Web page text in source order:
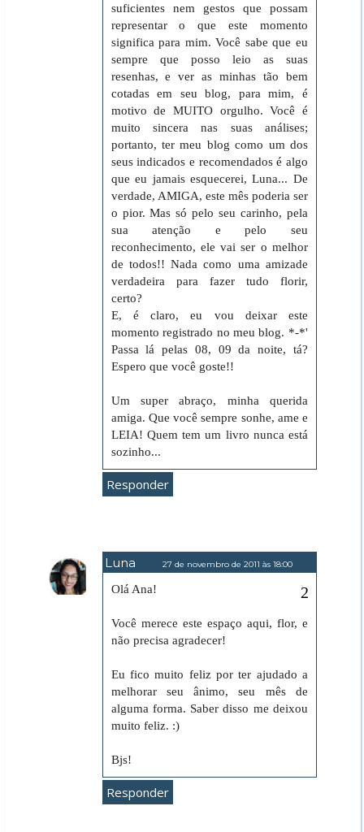
suficientes nem gestos que possam
representar o que este momento
significa para mim. Você sabe que eu
sempre que posso leio as suas
resenhas, e ver as minhas tão bem
cotadas em seu blog, para mim, é
motivo de MUITO orgulho. Você é
muito sincera nas suas análises;
portanto, ter meu blog como um dos
seus indicados e recomendados é algo
que eu jamais esquecerei, Luna... De
verdade, AMIGA, este mês poderia ser
o pior. Mas só pelo seu carinho, pela
sua atenção e pelo seu
reconhecimento, ele vai ser o melhor
de todos!! Nada como uma amizade
verdadeira para fazer tudo florir,
certo?
E, é claro, eu vou deixar este
momento registrado no meu blog. *-*'
Passa lá pelas 08, 09 da noite, tá?
Espero que você goste!!
Um super abraço, minha querida
amiga. Que você sempre sonhe, ame e
LEIA! Quem tem um livro nunca está
sozinho...
Responder
Luna 27 de novembro de 2011 às 18:00
Olá Ana!
Você merece este espaço aqui, flor, e
não precisa agradecer!
Eu fico muito feliz por ter ajudado a
melhorar seu ânimo, seu mês de
alguma forma. Saber disso me deixou
muito feliz. :)
Bjs!
Responder